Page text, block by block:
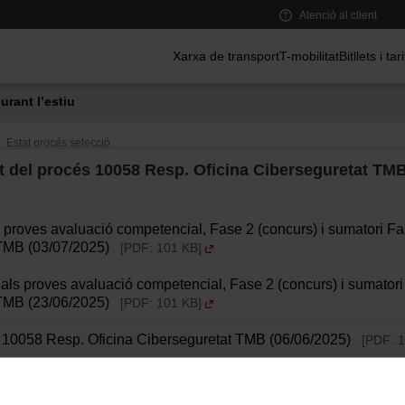
Atenció al client
Xarxa de transportT-mobilitatBitllets i
l’estiu
Estat procés selecció
procés 10058 Resp. Oficina Ciberseguretat
proves avaluació competencial, Fase 2 (concurs) i sumatori
(03/07/2025)
[PDF: 101 KB]
proves avaluació competencial, Fase 2 (concurs) i
(23/06/2025)
[PDF: 101 KB]
Resp. Oficina Ciberseguretat TMB (06/06/2025) [PDF:
proves teòrica-pràctica 10058 Resp. Oficina Ciberseguretat